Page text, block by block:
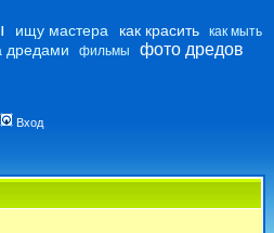
ищу мастера как красить как мыть
дредами фильмы фото дредов
Вход